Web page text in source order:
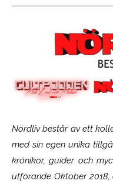
Nördliv består av ett
med sin egen unika
krönikor, guider och
utförande Oktober